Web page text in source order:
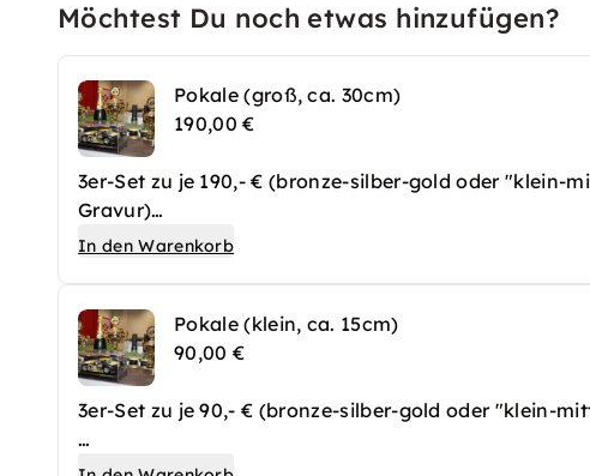
Möchtest Du noch etwas hinzufügen?
Pokale (groß, ca. 30cm)
190,00 €
3er-Set zu je 190,- € (bronze-silber-gold oder "klein-
Gravur)
Mit Pokalen wird aus einem Carrera-Rennen ein
sondern die ganze Veranstaltung aufwertet. Sie sind
den unvergesslichen Moment, sich wie ein echter
In den Warenkorb
Pokale (klein, ca. 15cm)
90,00 €
3er-Set zu je 90,- € (bronze-silber-gold oder "klein-
EineSiegerehrung mit Pokalen